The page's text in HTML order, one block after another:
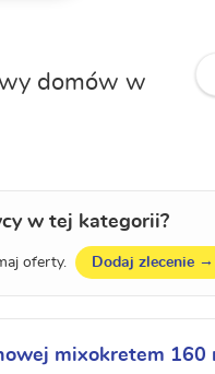
domów w
w tej kategorii?
oferty. Dodaj zlecenie →
mixokretem 160